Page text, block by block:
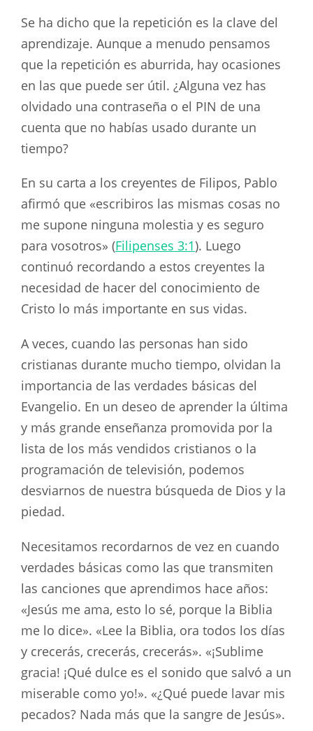
Se ha dicho que la repetición es la clave del
aprendizaje. Aunque a menudo pensamos
que la repetición es aburrida, hay ocasiones
en las que puede ser útil. ¿Alguna vez has
olvidado una contraseña o el PIN de una
cuenta que no habías usado durante un
tiempo?
En su carta a los creyentes de Filipos, Pablo
afirmó que «escribiros las mismas cosas no
me supone ninguna molestia y es seguro
para vosotros» (Filipenses 3:1). Luego
continuó recordando a estos creyentes la
necesidad de hacer del conocimiento de
Cristo lo más importante en sus vidas.
A veces, cuando las personas han sido
cristianas durante mucho tiempo, olvidan la
importancia de las verdades básicas del
Evangelio. En un deseo de aprender la última
y más grande enseñanza promovida por la
lista de los más vendidos cristianos o la
programación de televisión, podemos
desviarnos de nuestra búsqueda de Dios y la
piedad.
Necesitamos recordarnos de vez en cuando
verdades básicas como las que transmiten
las canciones que aprendimos hace años:
«Jesús me ama, esto lo sé, porque la Biblia
me lo dice». «Lee la Biblia, ora todos los días
y crecerás, crecerás, crecerás». «¡Sublime
gracia! ¡Qué dulce es el sonido que salvó a un
miserable como yo!». «¿Qué puede lavar mis
pecados? Nada más que la sangre de Jesús».